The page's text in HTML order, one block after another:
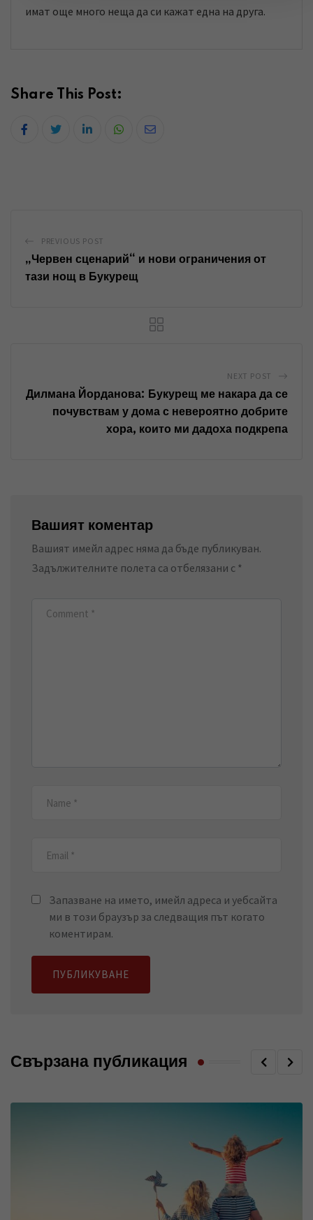
имат още много неща да си кажат една на друга.
Share This Post:
d
I
n
W
p
p
i
m
a
PREVIOUS POST
„Червен сценарий“ и нови ограничения от
тази нощ в Букурещ
NEXT POST
Дилмана Йорданова: Букурещ ме накара да се
почувствам у дома с невероятно добрите
хора, които ми дадоха подкрепа
Вашият коментар
Вашият имейл адрес няма да бъде публикуван.
Задължителните полета са отбелязани с *
Запазване на името, имейл адреса и уебсайта
ми в този браузър за следващия път когато
коментирам.
Свързана публикация